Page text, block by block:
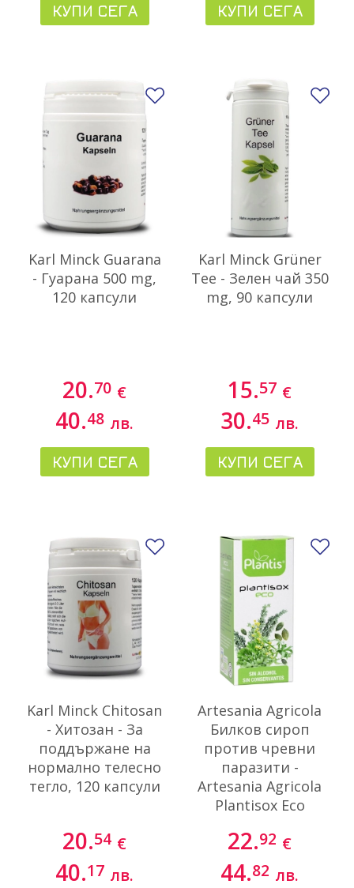
КУПИ СЕГА КУПИ СЕГА
Karl Minck Guarana
- Гуарана 500 mg,
120 капсули
20.70 €
40.48 лв.
КУПИ СЕГА
Добави в любими
Karl Minck Grüner
Tee - Зелен чай 350
mg, 90 капсули
15.57 €
30.45 лв.
КУПИ СЕГА
Karl Minck Chitosan
- Хитозан - За
поддържане на
нормално телесно
тегло, 120 капсули
20.54 €
40.17 лв.
Добави в любими
Artesania Agricola
Билков сироп
против чревни
паразити -
Artesania Agricola
Plantisox Ecо
22.92 €
44.82 лв.